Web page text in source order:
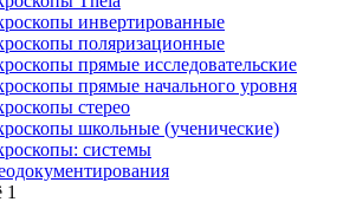
инвертированные
поляризационные
прямые исследовательские
прямые начального уровня
стерео
школьные (ученические)
системы